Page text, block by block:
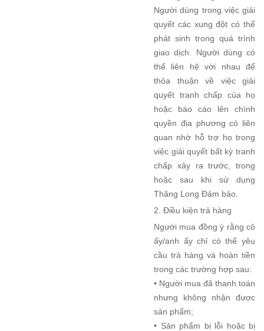
Người dùng trong việc giải
quyết các xung đột có thể
phát sinh trong quá trình
giao dịch. Người dùng có
thể liên hệ với nhau để
thỏa thuận về việc giải
quyết tranh chấp của họ
hoặc báo cáo lên chính
quyền địa phương có liên
quan nhờ hỗ trợ họ trong
việc giải quyết bất kỳ tranh
chấp xảy ra trước, trong
hoặc sau khi sử dụng
Thăng Long Đảm bảo.
2. Điều kiện trả hàng
Người mua đồng ý rằng cô
ấy/anh ấy chỉ có thể yêu
cầu trả hàng và hoàn tiền
trong các trường hợp sau:
• Người mua đã thanh toán
nhưng không nhận được
sản phẩm;
• Sản phẩm bị lỗi hoặc bị